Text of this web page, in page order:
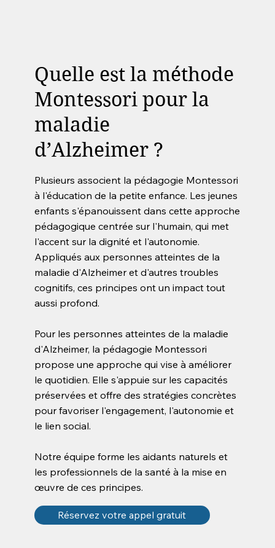
Quelle est la méthode
Montessori pour la
maladie
d’Alzheimer ?
Plusieurs associent la pédagogie Montessori
à l'éducation de la petite enfance. Les jeunes
enfants s'épanouissent dans cette approche
pédagogique centrée sur l'humain, qui met
l'accent sur la dignité et l'autonomie.
Appliqués aux personnes atteintes de la
maladie d'Alzheimer et d'autres troubles
cognitifs, ces principes ont un impact tout
aussi profond.
Pour les personnes atteintes de la maladie
d'Alzheimer, la pédagogie Montessori
propose une approche qui vise à améliorer
le quotidien. Elle s'appuie sur les capacités
préservées et offre des stratégies concrètes
pour favoriser l'engagement, l'autonomie et
le lien social.
Notre équipe forme les aidants naturels et
les professionnels de la santé à la mise en
œuvre de ces principes.
Réservez votre appel gratuit